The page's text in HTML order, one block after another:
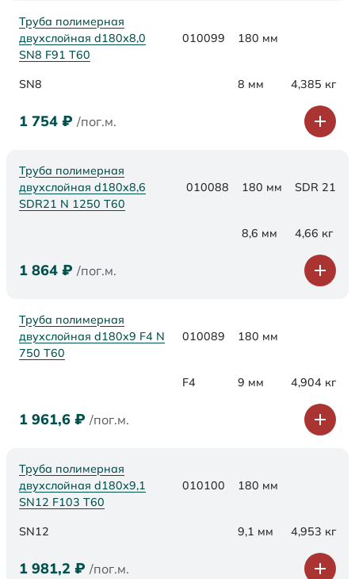
Труба полимерная
двухслойная d180х8,0
SN8 F91 Т60
010099 180 мм
SN8 8 мм 4,385 кг
1 754 ₽ /пог.м.
Труба полимерная
двухслойная d180x8,6
SDR21 N 1250 Т60
010088 180 мм SDR 21
8,6 мм 4,66 кг
1 864 ₽ /пог.м.
Труба полимерная
двухслойная d180x9 F4 N
750 Т60
010089 180 мм
F4 9 мм 4,904 кг
1 961,6 ₽ /пог.м.
Труба полимерная
двухслойная d180х9,1
SN12 F103 Т60
010100 180 мм
SN12 9,1 мм 4,953 кг
1 981,2 ₽ /пог.м.